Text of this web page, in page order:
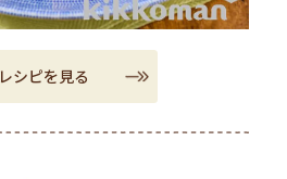
レシピを見る